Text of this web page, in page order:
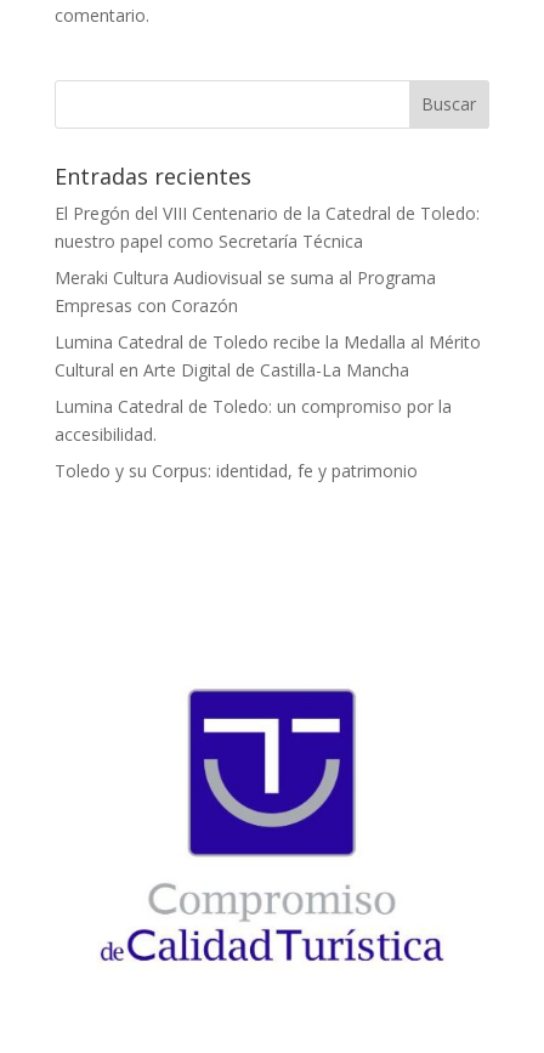
comentario.
Entradas recientes
El Pregón del VIII Centenario de la Catedral de Toledo:
nuestro papel como Secretaría Técnica
Meraki Cultura Audiovisual se suma al Programa
Empresas con Corazón
Lumina Catedral de Toledo recibe la Medalla al Mérito
Cultural en Arte Digital de Castilla-La Mancha
Lumina Catedral de Toledo: un compromiso por la
accesibilidad.
Toledo y su Corpus: identidad, fe y patrimonio